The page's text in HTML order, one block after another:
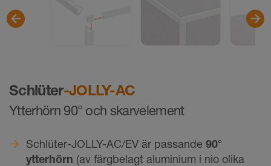
Schlüter-JOLLY-AC
Ytterhörn 90° och skarvelement
Schlüter-JOLLY-AC/EV är passande 90°
ytterhörn (av färgbelagt aluminium i nio olika